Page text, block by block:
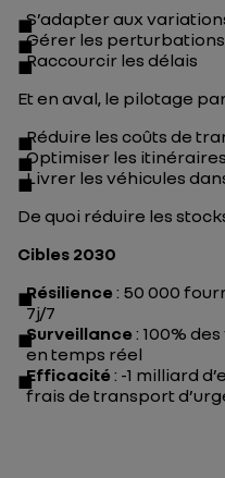
S’adapter aux
Gérer les
Raccourcir les délais
Et en aval, le pilotage
Réduire les coûts de
Optimiser les itinéraires
Livrer les véhicules
De quoi réduire les
Cibles 2030
Résilience : 50 000
7j/7
Surveillance : 100%
en temps réel
Efficacité : -1 milliard
frais de transport